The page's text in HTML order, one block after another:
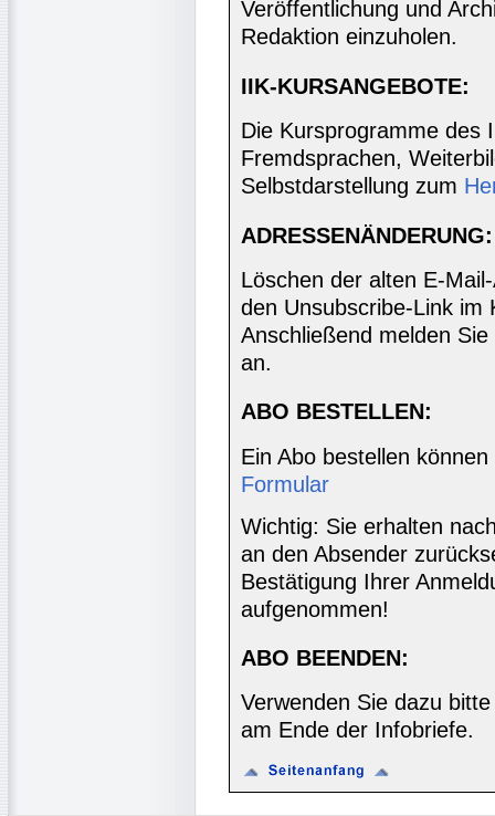
Veröffentlichung und
Redaktion einzuholen.
IIK-KURSANGEBOTE:
Die Kursprogramme des
Fremdsprachen,
Selbstdarstellung zum
ADRESSENÄNDERUNG:
Löschen der alten E-
den Unsubscribe-Link im
Anschließend melden
an.
ABO BESTELLEN:
Ein Abo bestellen
Formular
Wichtig: Sie erhalten
an den Absender
Bestätigung Ihrer
aufgenommen!
ABO BEENDEN:
Verwenden Sie dazu
am Ende der Infobriefe.